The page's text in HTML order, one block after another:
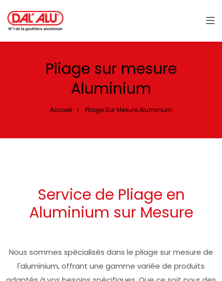
Pliage sur mesure
Aluminium
Accueil > Pliage Sur Mesure Aluminium
Service de Pliage en
Aluminium sur Mesure
Nous sommes spécialisés dans le pliage sur mesure de
l'aluminium, offrant une gamme variée de produits